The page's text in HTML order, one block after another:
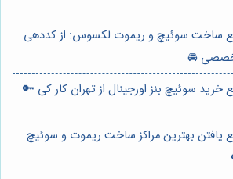
ساخت سوئیچ و ریموت لکسوس: از کددهی
🚘
خرید سوئیچ بنز اورجینال از تهران کار کی 🔑
یافتن بهترین مراکز ساخت ریموت و سوئیچ